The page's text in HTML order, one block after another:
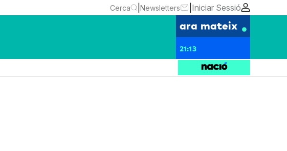
Cerca Newsletters Iniciar Sessió
ara mateix
21:13